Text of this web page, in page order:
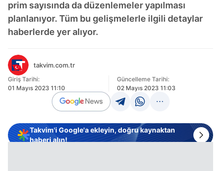
prim sayısında da düzenlemeler yapılması
planlanıyor. Tüm bu gelişmelerle ilgili detaylar
haberlerde yer alıyor.
takvim.com.tr
Giriş Tarihi:
01 Mayıs 2023 11:10
Güncelleme Tarihi:
02 Mayıs 2023 11:03
Takvim'i Google'a ekleyin, doğru kaynaktan
haberi alın!